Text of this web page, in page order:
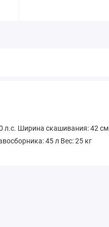
л.с. Ширина скашивания: 42 см
45 л Вес: 25 кг